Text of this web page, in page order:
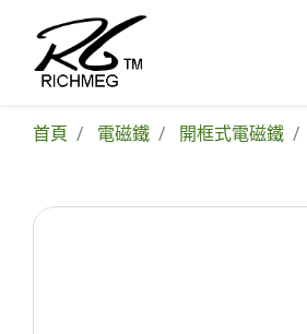
首頁 電磁鐵 開框式電磁鐵